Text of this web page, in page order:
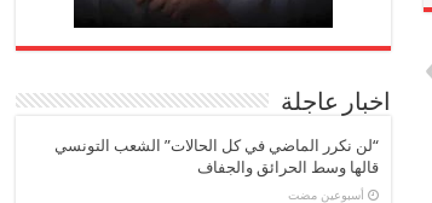
اخبار عاجلة
“لن نكرر الماضي في كل الحالات” الشعب التونسي
قالها وسط الحرائق والجفاف
‏أسبوعين مضت